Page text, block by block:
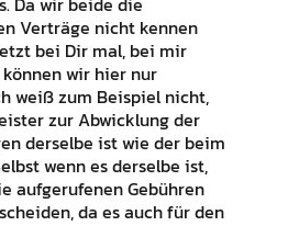
Verträge nicht kennen
bei Dir mal, bei mir
wir hier nur
weiß zum Beispiel nicht,
zur Abwicklung der
derselbe ist wie der beim
wenn es derselbe ist,
aufgerufenen Gebühren
da es auch für den